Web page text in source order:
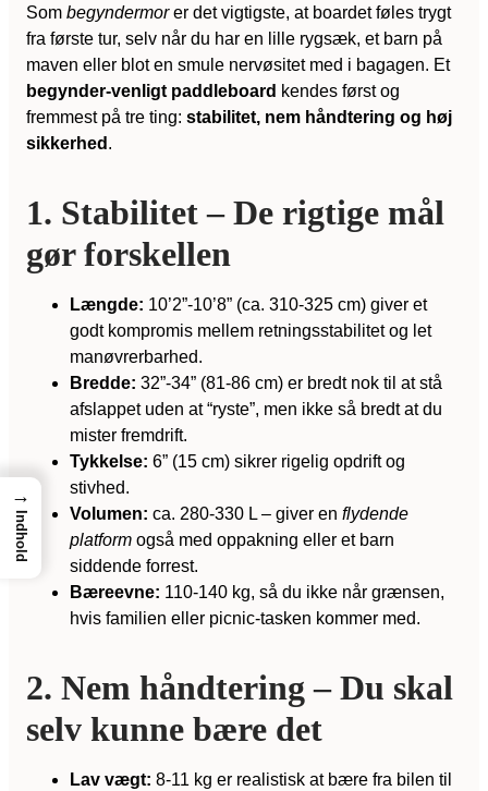
Som begyndermorer det vigtigste, at boardet føles trygt
fra første tur, selv når du har en lille rygsæk, et barn på
maven eller blot en smule nervøsitet med i bagagen. Et
begynder-venligt paddleboard kendes først og
fremmest på tre ting: stabilitet, nem håndtering og høj
sikkerhed .
1. Stabilitet – De rigtige mål
gør forskellen
Længde: 10’2”-10’8” (ca. 310-325 cm) giver et
godt kompromis mellem retningsstabilitet og let
manøv­rer­bar­hed.
Bredde: 32”-34” (81-86 cm) er bredt nok til at stå
afslappet uden at “ryste”, men ikke så bredt at du
mister fremdrift.
Tykkelse: 6” (15 cm) sikrer rigelig opdrift og
stivhed.
Volumen: ca. 280-330 L – giver en flydende
platform også med oppakning eller et barn
siddende forrest.
Bæreevne: 110-140 kg, så du ikke når grænsen,
hvis familien eller picnic-tasken kommer med.
2. Nem håndtering – Du skal
selv kunne bære det
Lav vægt: 8-11 kg er realistisk at bære fra bilen til
→
Indhold